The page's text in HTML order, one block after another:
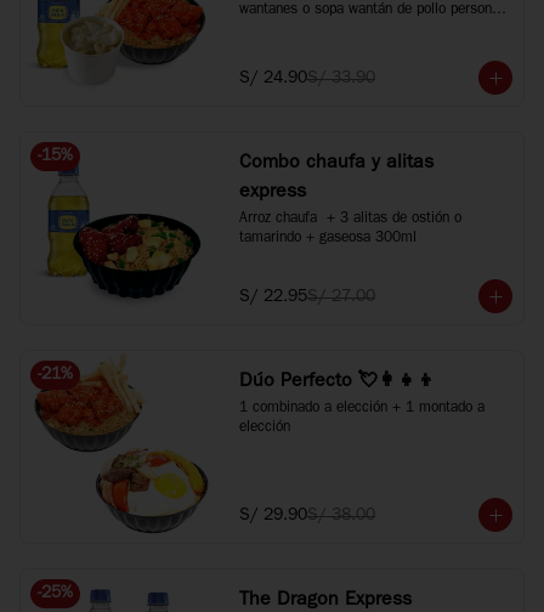
wantanes o sopa wantán de pollo personal
S/ 24.90S/ 33.90
-15%
Combo chaufa y alitas
express
Arroz chaufa  + 3 alitas de ostión o
tamarindo + gaseosa 300ml
S/ 22.95S/ 27.00
-21% Dúo Perfecto 💘👩‍👧‍👦
1 combinado a elección + 1 montado a
elección
S/ 29.90S/ 38.00
-25% The Dragon Express